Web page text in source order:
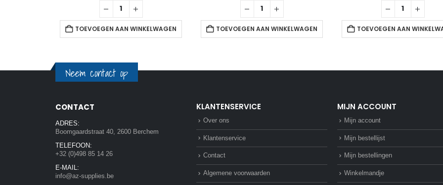
TOEVOEGEN AAN WINKELWAGEN TOEVOEGEN AAN WINKELWAGEN TOEVOEGEN AAN
Neem contact op
CONTACT
ADRES:
Boomgaardstraat 40, 2600 Berchem
TELEFOON:
+32 (0)498 85 14 26
E-MAIL:
info@az-supplies.be
KLANTENSERVICE
Over ons
Klantenservice
Contact
Algemene voorwaarden
MIJN ACCOUNT
Mijn account
Mijn bestellijst
Mijn bestellingen
Winkelmandje